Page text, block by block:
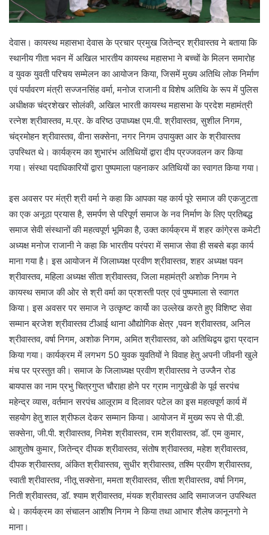
देवास। कायस्थ महासभा देवास के प्रचार प्रमुख जितेन्द्र श्रीवास्तव ने बताया कि
स्थानीय गीता भवन में अखिल भारतीय कायस्थ महासभा ने बच्चों के मिलन समारोह
व युवक युवती परिचय सम्मेलन का आयोजन किया, जिसमें मुख्य अतिथि लोक निर्माण
एवं पर्यावरण मंत्री सज्जनसिंह वर्मा, मनोज राजानी व विशेष अतिथि के रूप में पुलिस
अधीक्षक चंद्रशेखर सोलंकी, अखिल भारती कायस्थ महासभा के प्रदेश महामंत्री
रत्नेश श्रीवास्तव, म.प्र. के वरिष्ठ उपाध्यक्ष एम.पी. श्रीवास्तव, सुशील निगम,
चंद्रमोहन श्रीवास्तव, वीना सक्सेना, नगर निगम उपायुक्त आर के श्रीवास्तव
उपस्थित थे। कार्यक्रम का शुभारंभ अतिथियों द्वारा दीप प्रज्जवलन कर किया
गया। संस्था पदाधिकारियों द्वारा पुष्पमाला पहनाकर अतिथियों का स्वागत किया गया।
इस अवसर पर मंत्री श्री वर्मा ने कहा कि आपका यह कार्य पूरे समाज की एकजुटता
का एक अनूठा प्रयास है, समर्पण से परिपूर्ण समाज के नव निर्माण के लिए प्रतिबद्ध
समाज सेवी संस्थानों की महत्वपूर्ण भूमिका है, उक्त कार्यक्रम में शहर कांगे्रस कमेटी
अध्यक्ष मनोज राजानी ने कहा कि भारतीय परंपरा में समाज सेवा ही सबसे बड़ा कार्य
माना गया है। इस आयोजन में जिलाध्यक्ष प्रवीण श्रीवास्तव, शहर अध्यक्ष पवन
श्रीवास्तव, महिला अध्यक्ष सीता श्रीवास्तव, जिला महामंत्री अशोक निगम ने
कायस्थ समाज की ओर से श्री वर्मा का प्रशस्ती पत्र एवं पुष्पमाला से स्वागत
किया। इस अवसर पर समाज ने उत्कृष्ट कार्यो का उल्लेख करते हुए विशिष्ट सेवा
सम्मान ब्रजेश श्रीवास्तव टीआई थाना औद्योगिक क्षेत्र ,पवन श्रीवास्तव, अनिल
श्रीवास्तव, वर्षा निगम, अशोक निगम, अमित श्रीवास्तव, को अतिथिद्वय द्वारा प्रदान
किया गया। कार्यक्रम में लगभग 50 युवक युवतियों ने विवाह हेतु अपनी जीवनी खुले
मंच पर प्रस्तुत की। समाज के जिलाध्यक्ष प्रवीण श्रीवास्तव ने उज्जैन रोड
बायपास का नाम प्रभु चित्रगुप्त चौराहा होने पर ग्राम नागुखेडी के पूर्व सरपंच
महेन्द्र व्यास, वर्तमान सरपंच आलूराम व दिलावर पटेल का इस महत्वपूर्ण कार्य में
सहयोग हेतु शाल श्रीफल देकर सम्मान किया। आयोजन में मुख्य रूप से पी.डी.
सक्सेना, जी.पी. श्रीवास्तव, निमेश श्रीवास्तव, राम श्रीवास्तव, डॉ. एम कुमार,
आशुतोष कुमार, जितेन्द्र दीपक श्रीवास्तव, संतोष श्रीवास्तव, महेश श्रीवास्तव,
दीपक श्रीवास्तव, अंकित श्रीवास्तव, सुधीर श्रीवास्तव, तश्मि प्रवीण श्रीवास्तव,
स्वाती श्रीवास्तव, नीतू सक्सेना, ममता श्रीवास्तव, सीता श्रीवास्तव, वर्षा निगम,
निती श्रीवास्तव, डॉ. श्याम श्रीवास्तव, मंयक श्रीवास्तव आदि समाजजन उपस्थित
थे। कार्यक्रम का संचालन आशीष निगम ने किया तथा आभार शैलेष कानूनगो ने
माना।